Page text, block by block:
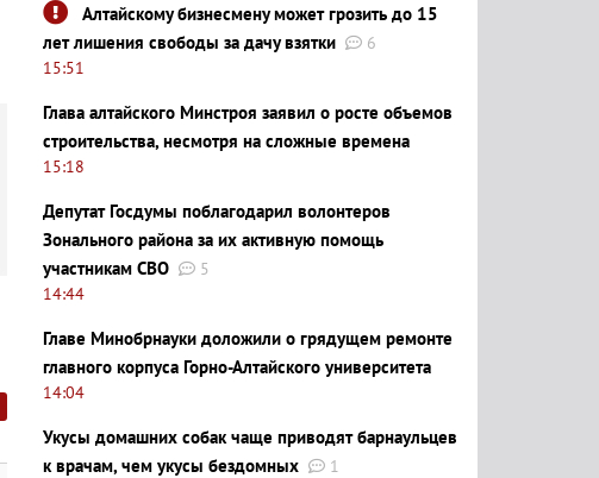
Алтайскому бизнесмену может грозить до 15
лет лишения свободы за дачу взятки
6
15:51
Глава алтайского Минстроя заявил о росте объемов
строительства, несмотря на сложные времена
15:18
Депутат Госдумы поблагодарил волонтеров
Зонального района за их активную помощь
участникам СВО
5
14:44
Главе Минобрнауки доложили о грядущем ремонте
главного корпуса Горно-Алтайского университета
14:04
Укусы домашних собак чаще приводят барнаульцев
к врачам, чем укусы бездомных
1